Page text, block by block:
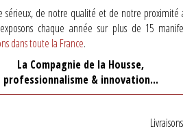
sérieux, de notre qualité et de notre proximité
chaque année sur plus de 15
dans toute la France.
La Compagnie de la Housse,
professionnalisme & innovation...